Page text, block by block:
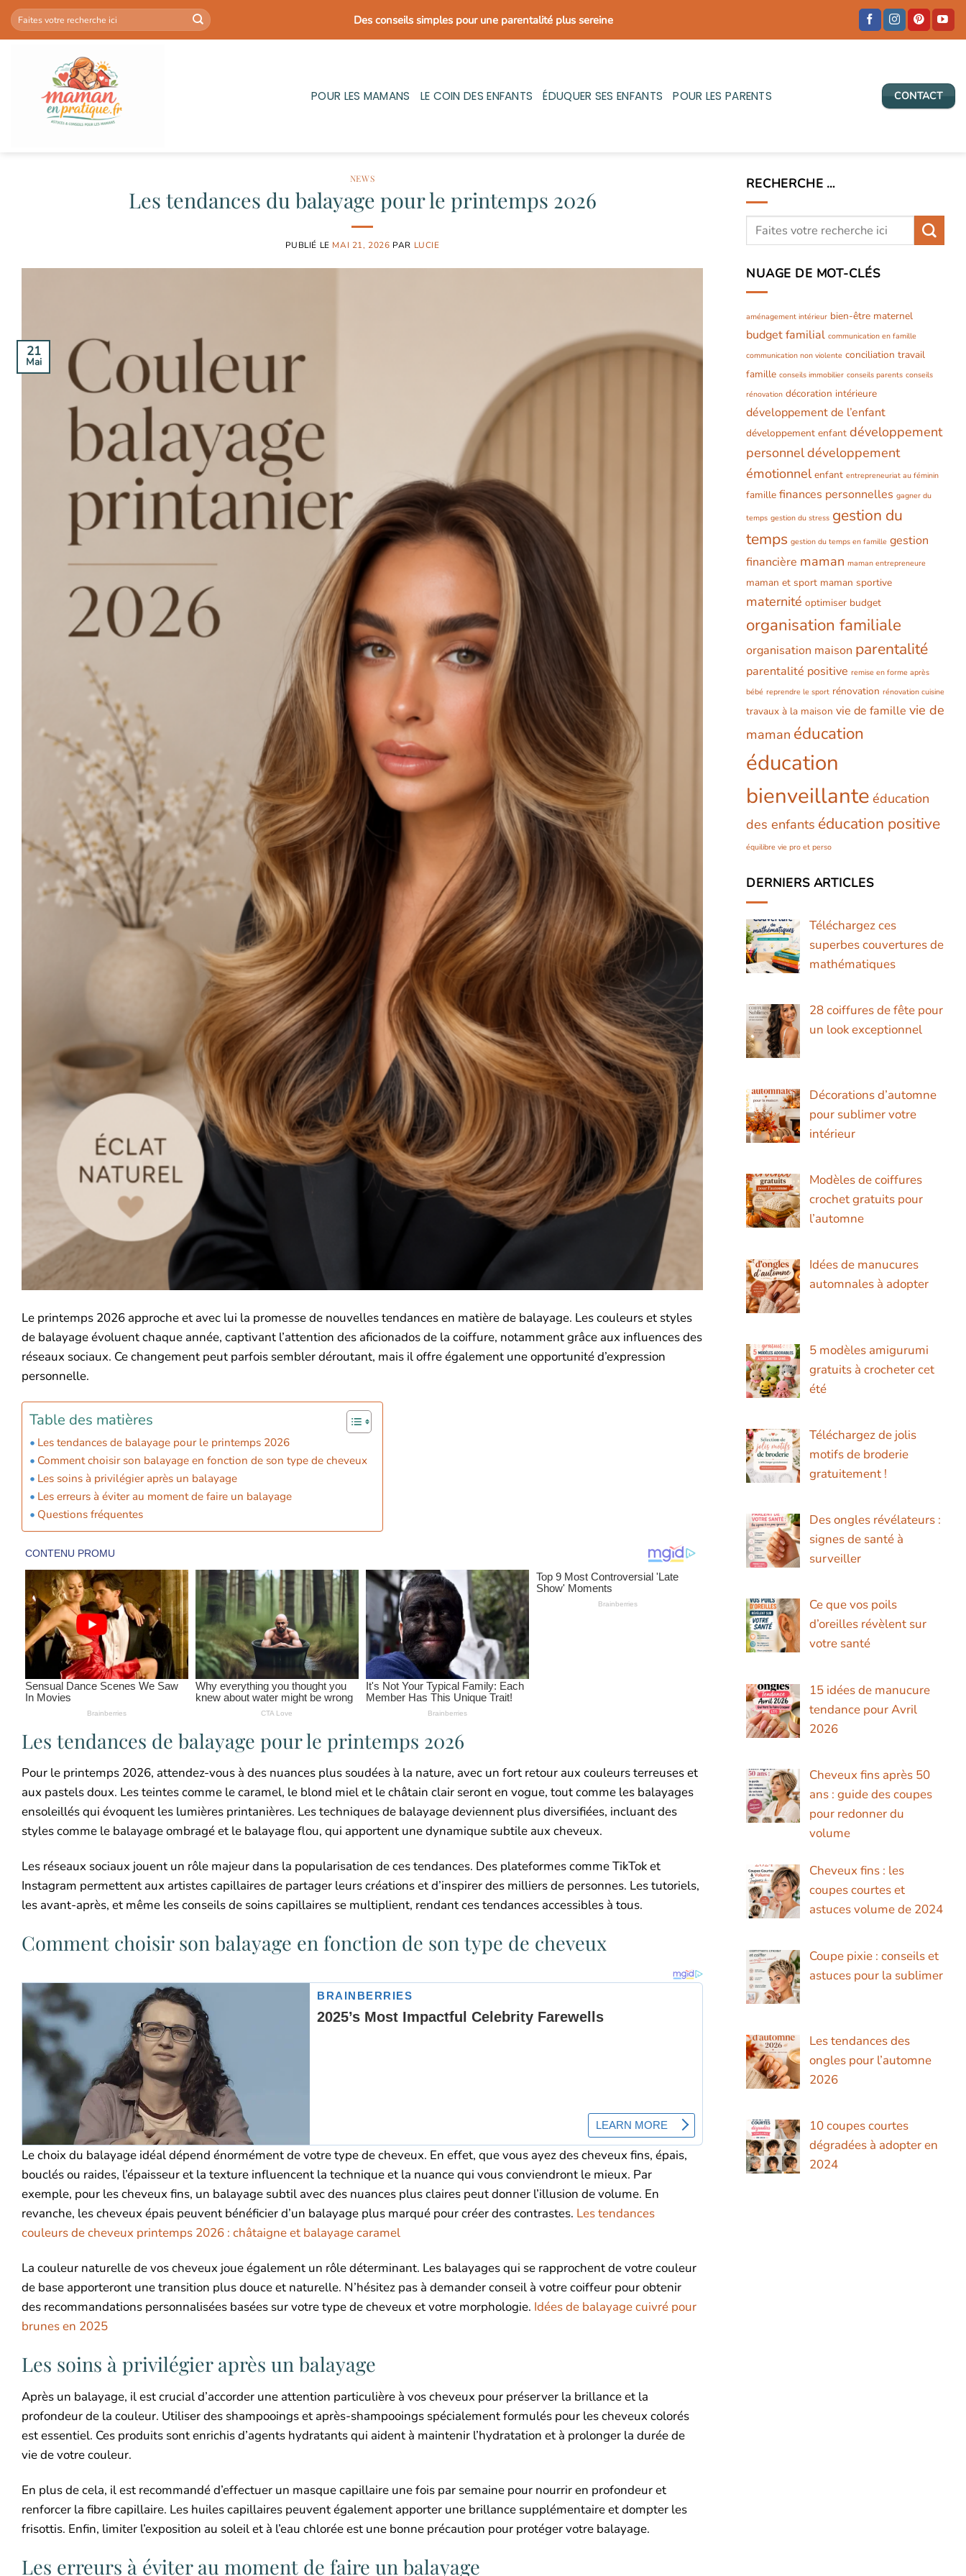
Passer
au
Des conseils simples pour une parentalité plus sereine
POUR LES MAMANS LE COIN DES ENFANTS ÉDUQUER SES ENFANTS POUR LES PARENTS CONTACT
NEWS
Les tendances du balayage pour le printemps 2026
PUBLIÉ LE MAI 21, 2026 PAR LUCIE
21
Mai
Le printemps 2026 approche et avec lui la promesse de nouvelles tendances en matière de balayage. Les couleurs et styles
de balayage évoluent chaque année, captivant l’attention des aficionados de la coiffure, notamment grâce aux influences des
réseaux sociaux. Ce changement peut parfois sembler déroutant, mais il offre également une opportunité d’expression
personnelle.
Table des matières
Les tendances de balayage pour le printemps 2026
Comment choisir son balayage en fonction de son type de cheveux
Les soins à privilégier après un balayage
Les erreurs à éviter au moment de faire un balayage
Questions fréquentes
Les tendances de balayage pour le printemps 2026
Pour le printemps 2026, attendez-vous à des nuances plus soudées à la nature, avec un fort retour aux couleurs terreuses et
aux pastels doux. Les teintes comme le caramel, le blond miel et le châtain clair seront en vogue, tout comme les balayages
ensoleillés qui évoquent les lumières printanières. Les techniques de balayage deviennent plus diversifiées, incluant des
styles comme le balayage ombragé et le balayage flou, qui apportent une dynamique subtile aux cheveux.
Les réseaux sociaux jouent un rôle majeur dans la popularisation de ces tendances. Des plateformes comme TikTok et
Instagram permettent aux artistes capillaires de partager leurs créations et d’inspirer des milliers de personnes. Les tutoriels,
les avant-après, et même les conseils de soins capillaires se multiplient, rendant ces tendances accessibles à tous.
Comment choisir son balayage en fonction de son type de cheveux
Le choix du balayage idéal dépend énormément de votre type de cheveux. En effet, que vous ayez des cheveux fins, épais,
bouclés ou raides, l’épaisseur et la texture influencent la technique et la nuance qui vous conviendront le mieux. Par
exemple, pour les cheveux fins, un balayage subtil avec des nuances plus claires peut donner l’illusion de volume. En
revanche, les cheveux épais peuvent bénéficier d’un balayage plus marqué pour créer des contrastes. Les tendances
couleurs de cheveux printemps 2026 : châtaigne et balayage caramel
La couleur naturelle de vos cheveux joue également un rôle déterminant. Les balayages qui se rapprochent de votre couleur
de base apporteront une transition plus douce et naturelle. N’hésitez pas à demander conseil à votre coiffeur pour obtenir
des recommandations personnalisées basées sur votre type de cheveux et votre morphologie. Idées de balayage cuivré pour
brunes en 2025
Les soins à privilégier après un balayage
Après un balayage, il est crucial d’accorder une attention particulière à vos cheveux pour préserver la brillance et la
profondeur de la couleur. Utiliser des shampooings et après-shampooings spécialement formulés pour les cheveux colorés
est essentiel. Ces produits sont enrichis d’agents hydratants qui aident à maintenir l’hydratation et à prolonger la durée de
vie de votre couleur.
En plus de cela, il est recommandé d’effectuer un masque capillaire une fois par semaine pour nourrir en profondeur et
renforcer la fibre capillaire. Les huiles capillaires peuvent également apporter une brillance supplémentaire et dompter les
frisottis. Enfin, limiter l’exposition au soleil et à l’eau chlorée est une bonne précaution pour protéger votre balayage.
Les erreurs à éviter au moment de faire un balayage
RECHERCHE …
NUAGE DE MOT-CLÉS
aménagement intérieur bien-être maternel
budget familial communication en famille
communication non violente conciliation travail
famille conseils immobilier conseils parents conseils
rénovation décoration intérieure
développement de l’enfant
développement enfant développement
personneldéveloppement
émotionnel enfant entrepreneuriat au féminin
famille finances personnelles gagner du
temps gestion du stress gestion du
temps gestion du temps en famille gestion
financière maman maman entrepreneure
maman et sport maman sportive
maternité optimiser budget
organisation familiale
organisation maison parentalité
parentalité positive remise en forme après
bébé reprendre le sport rénovation rénovation cuisine
travaux à la maison vie de famille vie de
maman éducation
éducation
bienveillante éducation
des enfants éducation positive
équilibre vie pro et perso
DERNIERS ARTICLES
Téléchargez ces
superbes couvertures de
mathématiques
28 coiffures de fête pour
un look exceptionnel
Décorations d’automne
pour sublimer votre
intérieur
Modèles de coiffures
crochet gratuits pour
l’automne
Idées de manucures
automnales à adopter
5 modèles amigurumi
gratuits à crocheter cet
été
Téléchargez de jolis
motifs de broderie
gratuitement !
Des ongles révélateurs :
signes de santé à
surveiller
Ce que vos poils
d’oreilles révèlent sur
votre santé
15 idées de manucure
tendance pour Avril
2026
Cheveux fins après 50
ans : guide des coupes
pour redonner du
volume
Cheveux fins : les
coupes courtes et
astuces volume de 2024
Coupe pixie : conseils et
astuces pour la sublimer
Les tendances des
ongles pour l’automne
2026
10 coupes courtes
dégradées à adopter en
2024